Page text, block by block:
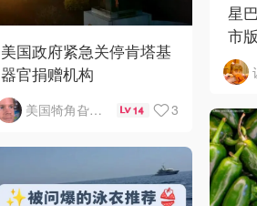
美国政府紧急关停肯塔基
器官捐赠机构
美国犄角旮旯新鲜事 14 3
星
市